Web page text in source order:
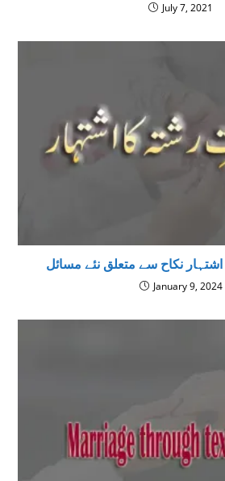
July 7, 2021
نکاح سے متعلق نئے مسائل
January 9, 2024